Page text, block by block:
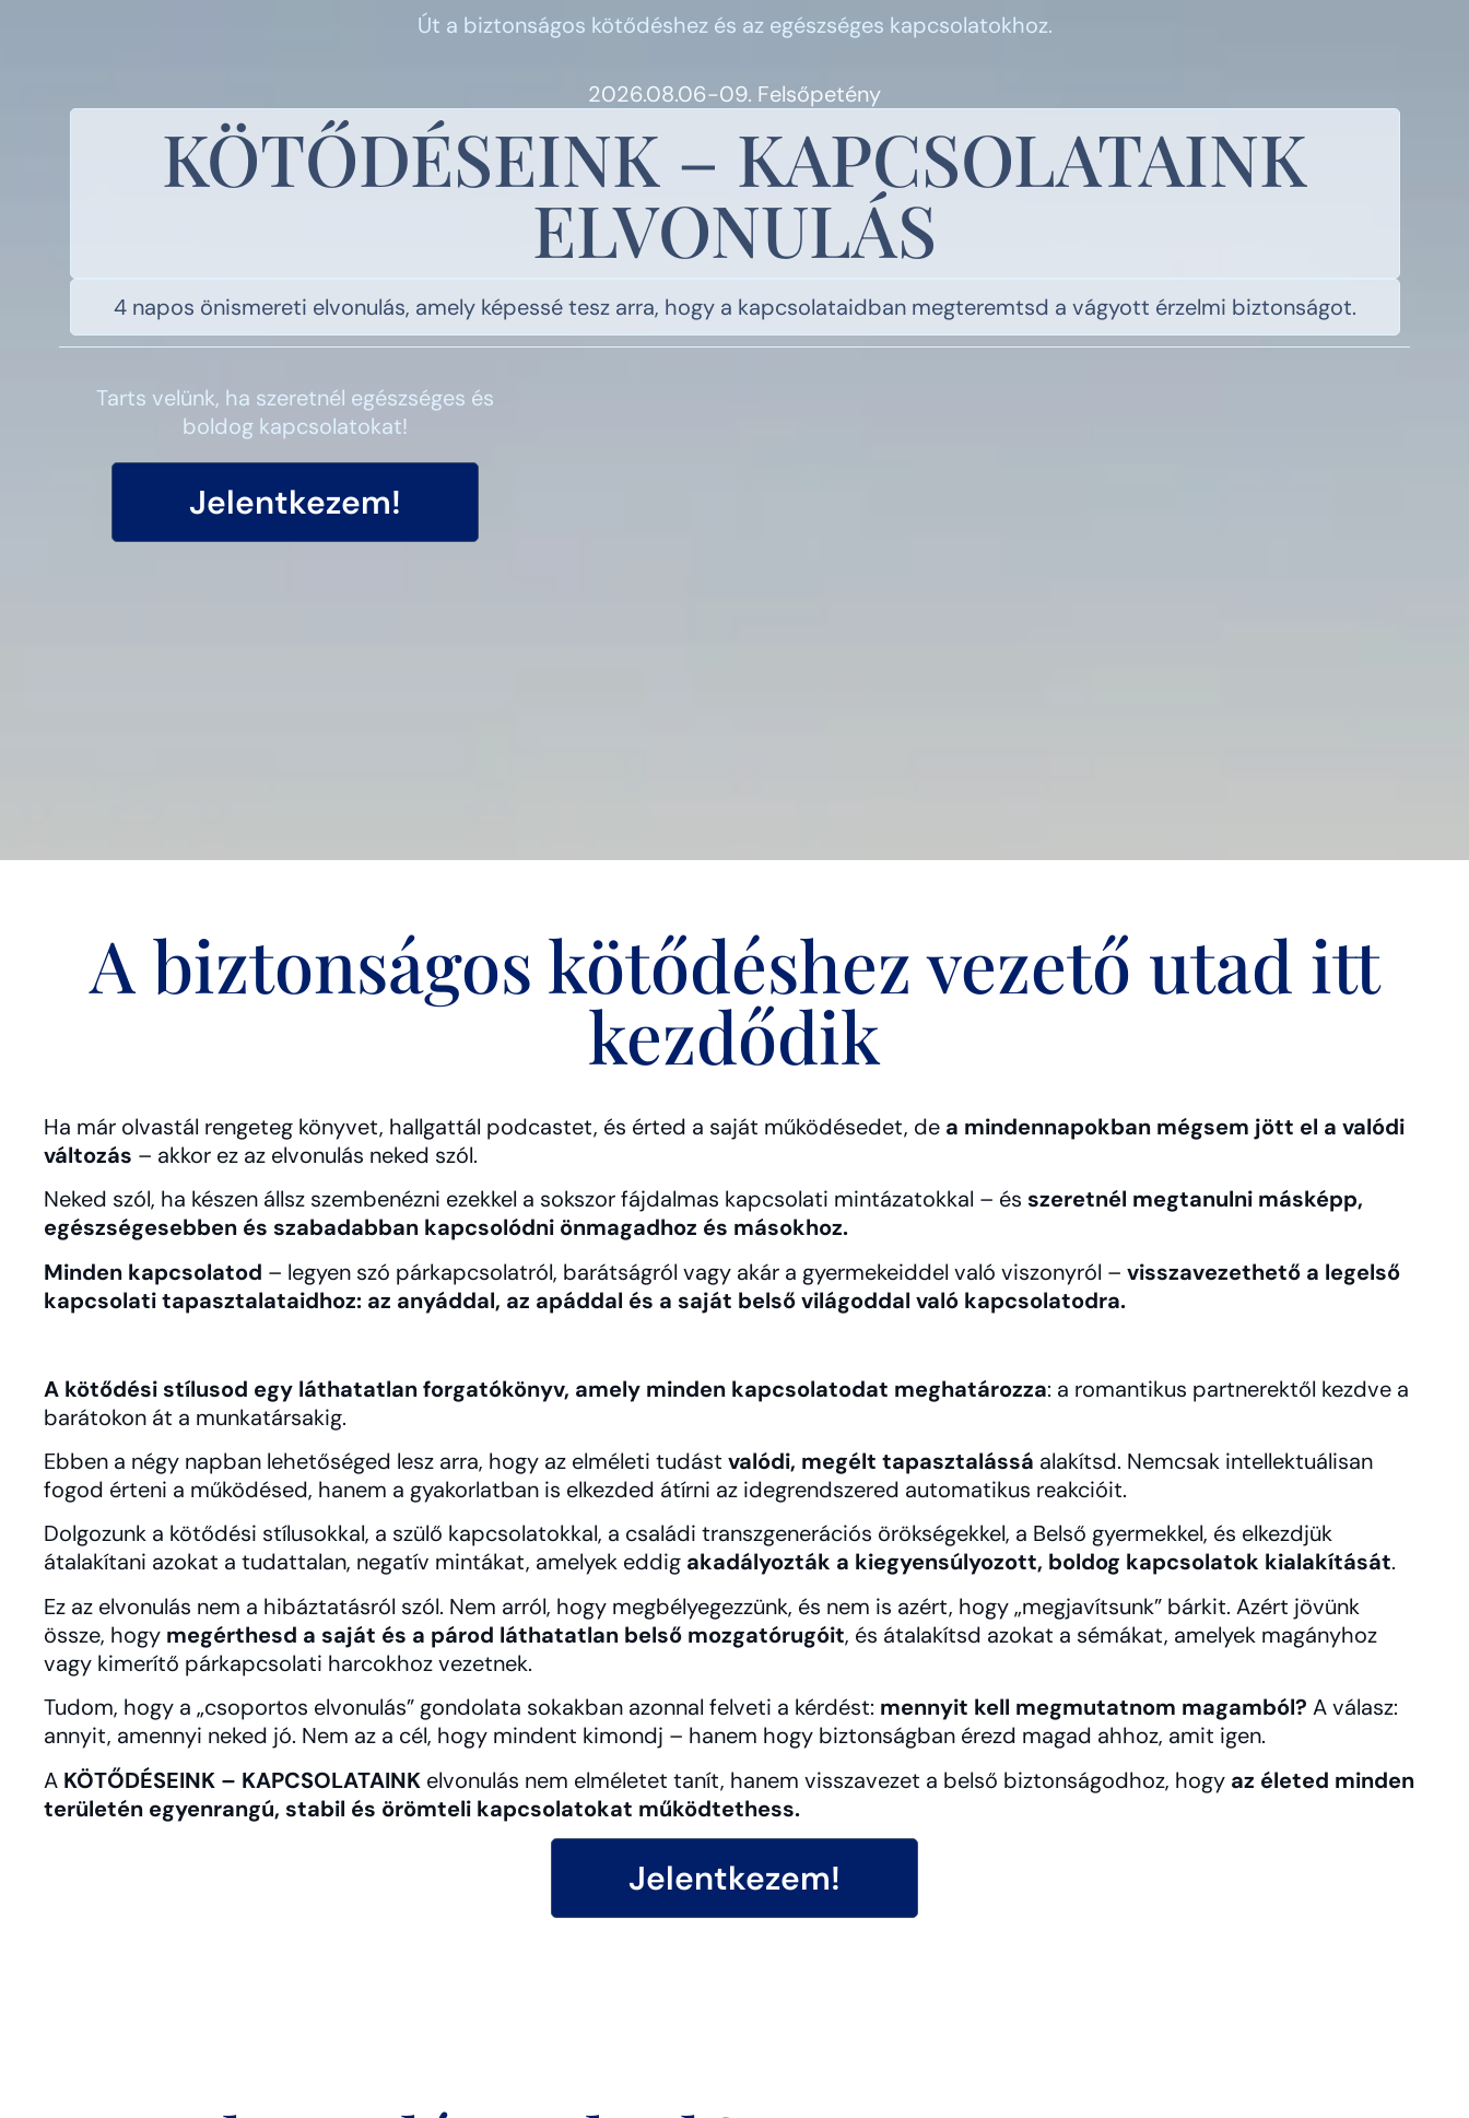
Út a biztonságos kötődéshez és az egészséges kapcsolatokhoz.
2026.08.06-09. Felsőpetény
KÖTŐDÉSEINK – KAPCSOLATAINK
ELVONULÁS
4 napos önismereti elvonulás, amely képessé tesz arra, hogy a kapcsolataidban megteremtsd a vágyott érzelmi biztonságot.
Tarts velünk, ha szeretnél egészséges és
boldog kapcsolatokat!
Jelentkezem!
A biztonságos kötődéshez vezető utad itt
kezdődik
Ha már olvastál rengeteg könyvet, hallgattál podcastet, és érted a saját működésedet, de a mindennapokban mégsem jött el a valódi
változás – akkor ez az elvonulás neked szól.
Neked szól, ha készen állsz szembenézni ezekkel a sokszor fájdalmas kapcsolati mintázatokkal – és szeretnél megtanulni másképp,
egészségesebben és szabadabban kapcsolódni önmagadhoz és másokhoz.
Minden kapcsolatod – legyen szó párkapcsolatról, barátságról vagy akár a gyermekeiddel való viszonyról –visszavezethető a legelső
kapcsolati tapasztalataidhoz: az anyáddal, az apáddal és a saját belső világoddal való kapcsolatodra.
A kötődési stílusod egy láthatatlan forgatókönyv, amely minden kapcsolatodat meghatározza: a romantikus partnerektől kezdve a
barátokon át a munkatársakig.
Ebben a négy napban lehetőséged lesz arra, hogy az elméleti tudástvalódi, megélt tapasztalássá alakítsd. Nemcsak intellektuálisan
fogod érteni a működésed, hanem a gyakorlatban is elkezded átírni az idegrendszered automatikus reakcióit.
Dolgozunk a kötődési stílusokkal, a szülő kapcsolatokkal, a családi transzgenerációs örökségekkel, a Belső gyermekkel, és elkezdjük
átalakítani azokat a tudattalan, negatív mintákat, amelyek eddig akadályozták a kiegyensúlyozott, boldog kapcsolatok kialakítását.
Ez az elvonulás nem a hibáztatásról szól. Nem arról, hogy megbélyegezzünk, és nem is azért, hogy „megjavítsunk” bárkit. Azért jövünk
össze, hogy megérthesd a saját és a párod láthatatlan belső mozgatórugóit, és átalakítsd azokat a sémákat, amelyek magányhoz
vagy kimerítő párkapcsolati harcokhoz vezetnek.
Tudom, hogy a „csoportos elvonulás” gondolata sokakban azonnal felveti a kérdést: mennyit kell megmutatnom magamból? A válasz:
annyit, amennyi neked jó. Nem az a cél, hogy mindent kimondj – hanem hogy biztonságban érezd magad ahhoz, amit igen.
A KÖTŐDÉSEINK – KAPCSOLATAINK elvonulás nem elméletet tanít, hanem visszavezet a belső biztonságodhoz, hogy az életed minden
területén egyenrangú, stabil és örömteli kapcsolatokat működtethess.
Jelentkezem!